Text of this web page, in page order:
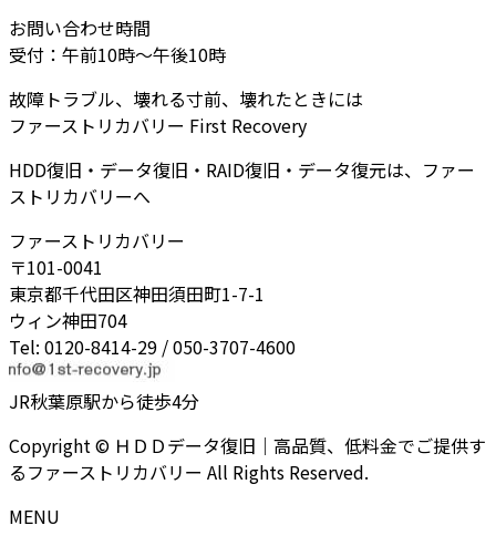
お問い合わせ時間
受付：午前10時～午後10時
故障トラブル、壊れる寸前、壊れたときには
ファーストリカバリー First Recovery
HDD復旧・データ復旧・RAID復旧・データ復元は、ファー
ストリカバリーへ
ファーストリカバリー
〒101-0041
東京都千代田区神田須田町1-7-1
ウィン神田704
Tel: 0120-8414-29 / 050-3707-4600
JR秋葉原駅から徒歩4分
Copyright © ＨＤＤデータ復旧｜高品質、低料金でご提供す
るファーストリカバリー All Rights Reserved.
MENU